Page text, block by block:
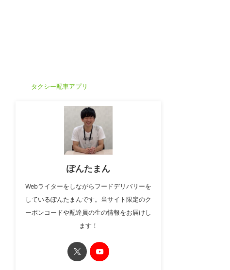
タクシー配車アプリ
ぽんたまん
Webライターをしながらフードデリバリーを
しているぽんたまんです。当サイト限定のク
ーポンコードや配達員の生の情報をお届けし
ます！